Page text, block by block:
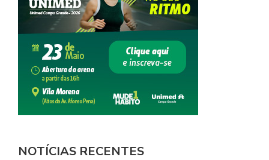
NOTÍCIAS RECENTES